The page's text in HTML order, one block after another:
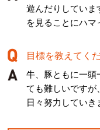
遊んだりしていま
を見ることにハマ
目標を教えてく
牛、豚ともに一頭
ても難しいですが
日々努力していき